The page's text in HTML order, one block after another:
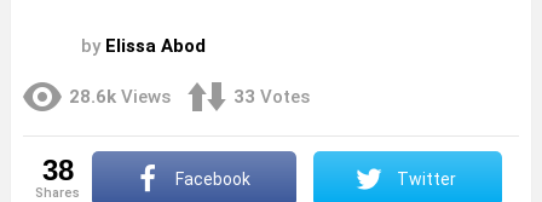
by Elissa Abod
28.6k Views 33 Votes
38
shares
Facebook Twitter